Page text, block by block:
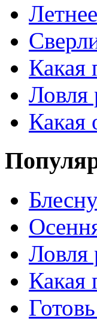
Какая
Ловля
Какая
Ловля
Какая